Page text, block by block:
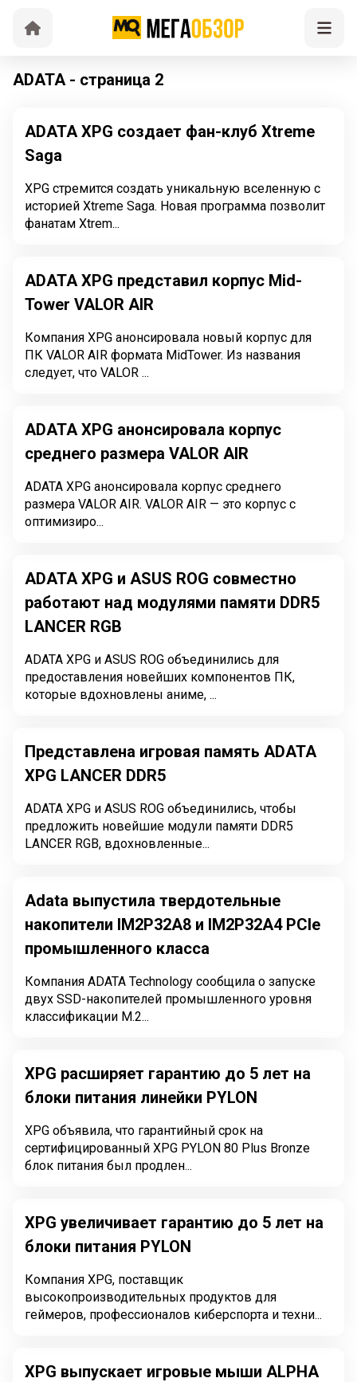
ADATA - страница 2
ADATA XPG создает фан-клуб Xtreme
Saga
XPG стремится создать уникальную вселенную с
историей Xtreme Saga. Новая программа позволит
фанатам Xtrem...
ADATA XPG представил корпус Mid-
Tower VALOR AIR
Компания XPG анонсировала новый корпус для
ПК VALOR AIR формата MidTower. Из названия
следует, что VALOR ...
ADATA XPG анонсировала корпус
среднего размера VALOR AIR
ADATA XPG анонсировала корпус среднего
размера VALOR AIR. VALOR AIR — это корпус с
оптимизиро...
ADATA XPG и ASUS ROG совместно
работают над модулями памяти DDR5
LANCER RGB
ADATA XPG и ASUS ROG объединились для
предоставления новейших компонентов ПК,
которые вдохновлены аниме, ...
Представлена игровая память ADATA
XPG LANCER DDR5
ADATA XPG и ASUS ROG объединились, чтобы
предложить новейшие модули памяти DDR5
LANCER RGB, вдохновленные...
Adata выпустила твердотельные
накопители IM2P32A8 и IM2P32A4 PCIe
промышленного класса
Компания ADATA Technology сообщила о запуске
двух SSD-накопителей промышленного уровня
классификации M.2...
XPG расширяет гарантию до 5 лет на
блоки питания линейки PYLON
XPG объявила, что гарантийный срок на
сертифицированный XPG PYLON 80 Plus Bronze
блок питания был продлен...
XPG увеличивает гарантию до 5 лет на
блоки питания PYLON
Компания XPG, поставщик
высокопроизводительных продуктов для
геймеров, профессионалов киберспорта и техни...
XPG выпускает игровые мыши ALPHA